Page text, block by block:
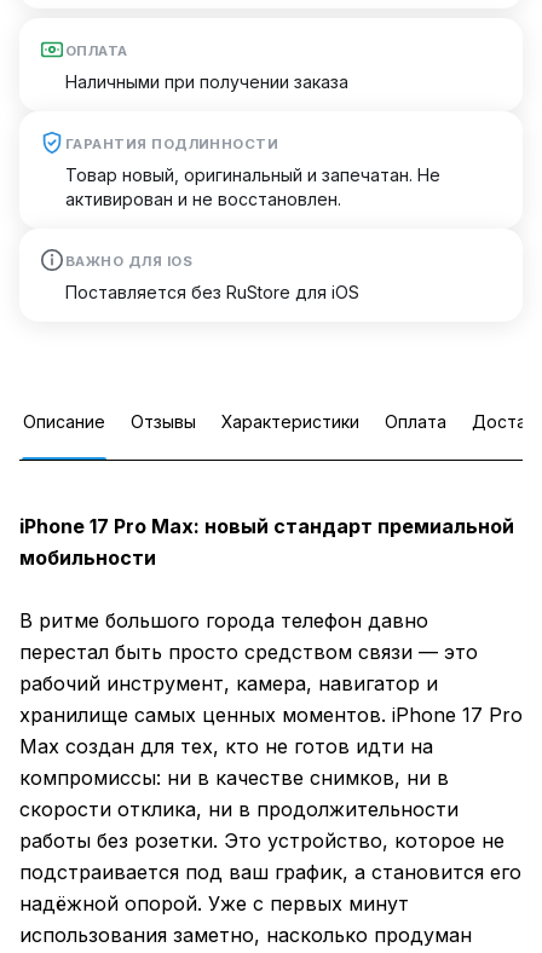
ОПЛАТА
Наличными при получении заказа
ГАРАНТИЯ ПОДЛИННОСТИ
Товар новый, оригинальный и запечатан. Не
активирован и не восстановлен.
ВАЖНО ДЛЯ IOS
Поставляется без RuStore для iOS
Описание Отзывы Характеристики Оплата
iPhone 17 Pro Max: новый стандарт премиальной
мобильности
В ритме большого города телефон давно
перестал быть просто средством связи — это
рабочий инструмент, камера, навигатор и
хранилище самых ценных моментов. iPhone 17 Pro
Max создан для тех, кто не готов идти на
компромиссы: ни в качестве снимков, ни в
скорости отклика, ни в продолжительности
работы без розетки. Это устройство, которое не
подстраивается под ваш график, а становится его
надёжной опорой. Уже с первых минут
использования заметно, насколько продуман